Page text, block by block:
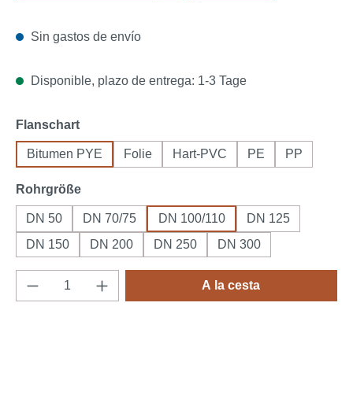
Sin gastos de envío
Disponible, plazo de entrega: 1-3 Tage
Seleccione
Flanschart
Bitumen PYE Folie Hart-PVC PE PP
Seleccione
Rohrgröße
DN 50 DN 70/75 DN 100/110
DN 125
DN 150
DN 200 DN 250 DN 300
Cantidad del producto: introduce la
A la cesta